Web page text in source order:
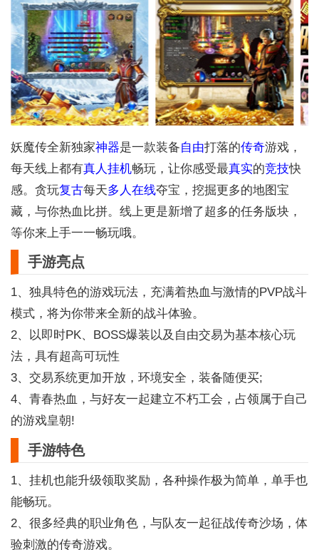
妖魔传全新独家神器是一款装备自由打落的传奇游戏，
每天线上都有真人 挂机畅玩，让你感受最真实的竞技快
感。贪玩复古每天多人 在线夺宝，挖掘更多的地图宝
藏，与你热血比拼。线上更是新增了超多的任务版块，
等你来上手一一畅玩哦。
手游亮点
1、独具特色的游戏玩法，充满着热血与激情的PVP战斗
模式，将为你带来全新的战斗体验。
2、以即时PK、BOSS爆装以及自由交易为基本核心玩
法，具有超高可玩性
3、交易系统更加开放，环境安全，装备随便买;
4、青春热血，与好友一起建立不朽工会，占领属于自己
的游戏皇朝!
手游特色
1、挂机也能升级领取奖励，各种操作极为简单，单手也
能畅玩。
2、很多经典的职业角色，与队友一起征战传奇沙场，体
验刺激的传奇游戏。